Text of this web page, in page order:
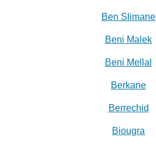
Ben Slimane
Beni Malek
Beni Mellal
Berkane
Berrechid
Biougra